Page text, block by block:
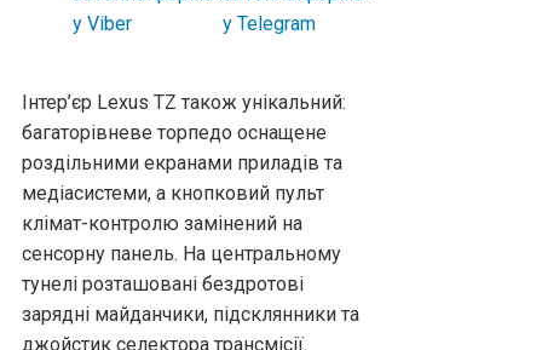
Інтер’єр Lexus TZ також унікальний:
багаторівневе торпедо оснащене
роздільними екранами приладів та
медіасистеми, а кнопковий пульт
клімат-контролю замінений на
сенсорну панель. На центральному
тунелі розташовані бездротові
зарядні майданчики, підсклянники та
джойстик селектора трансмісії.